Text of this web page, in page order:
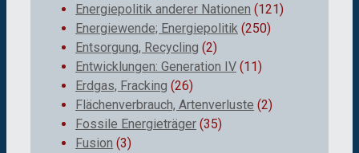
Energiepolitik anderer Nationen (121)
Energiewende; Energiepolitik (250)
Entsorgung, Recycling (2)
Entwicklungen: Generation IV (11)
Erdgas, Fracking (26)
Flächenverbrauch, Artenverluste (2)
Fossile Energieträger (35)
Fusion (3)